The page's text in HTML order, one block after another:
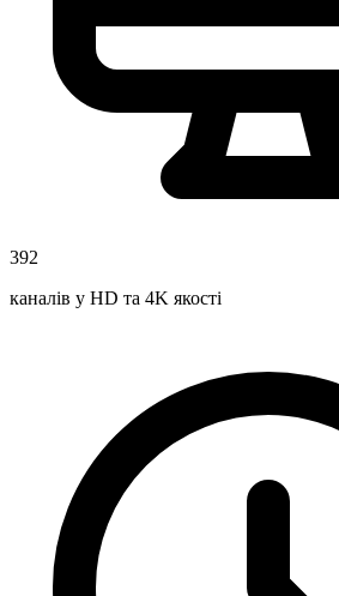
392
каналів у HD та 4K якості